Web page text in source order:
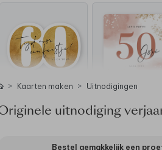
Kaarten maken Uitnodigingen
uitnodiging
Bestel gemakkelijk een